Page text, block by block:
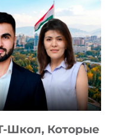
Школ, Которые